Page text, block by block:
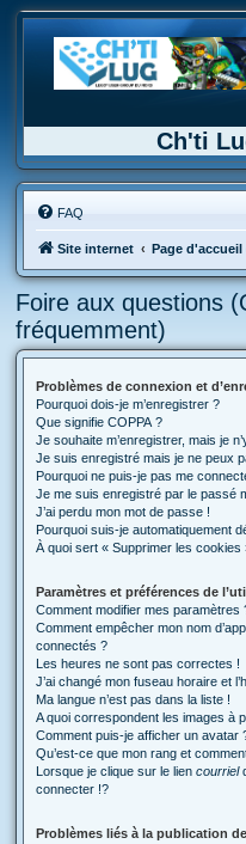
Ch'ti
FAQ
Site internet Page
Foire aux questions
fréquemment)
Problèmes de connexion et
Pourquoi dois-je m’enregistrer ?
Que signifie COPPA ?
Je souhaite m’enregistrer, mais je
Je suis enregistré mais je ne peux
Pourquoi ne puis-je pas me
Je me suis enregistré par le passé
J’ai perdu mon mot de passe !
Pourquoi suis-je automatiquement
À quoi sert « Supprimer les cookies
Paramètres et préférences de
Comment modifier mes paramètres
Comment empêcher mon nom
connectés ?
Les heures ne sont pas correctes !
J’ai changé mon fuseau horaire et
Ma langue n’est pas dans la liste !
A quoi correspondent les images à
Comment puis-je afficher un avatar
Qu’est-ce que mon rang et
Lorsque je clique sur le lien courriel
connecter !?
Problèmes liés à la publication